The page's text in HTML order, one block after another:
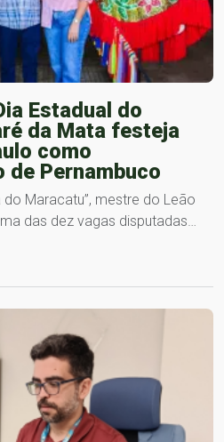
Estadual do
da Mata festeja
como
de Pernambuco
Maracatu”, mestre do Leão
das dez vagas disputadas…